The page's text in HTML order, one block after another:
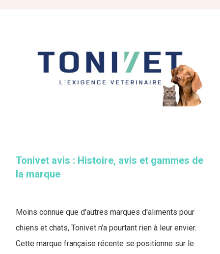
Tonivet avis : Histoire, avis et gammes de
la marque
Moins connue que d'autres marques d'aliments pour
chiens et chats, Tonivet n'a pourtant rien à leur envier.
Cette marque française récente se positionne sur le